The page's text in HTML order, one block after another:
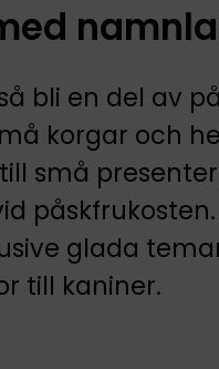
bli en del av
korgar och
små
glada
till kaniner.